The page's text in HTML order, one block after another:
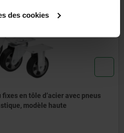
des cookies
NOUVEAU
pneus
Roulettes